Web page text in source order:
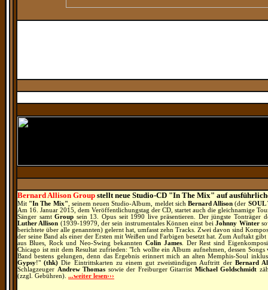
Bernard Allison Group stellt neue Studio-CD "In The Mix" auf
Mit "In The Mix" , seinem neuen Studio-Album, meldet sichBernard Allison (der SOUL
Am 16. Januar 2015, dem Veröffentlichungstag der CD, startet auch die gleichnamige
Sänger samtGroup sein 13. Opus seit 1990 live präsentieren. Der jüngste Tonträger
Luther Allison (1939-19979, der sein instrumentales Können einst beiJohnny Winter
berichtete über alle genannten) gelernt hat, umfasst zehn Tracks. Zwei davon sind
der seine Band als einer der Ersten mit Weißen und Farbigen besetzt hat. Zum Auftakt
aus Blues, Rock und Neo-Swing bekannten Colin James. Der Rest sind
Chicago ist mit dem Resultat zufrieden: "Ich wollte ein Album aufnehmen, dessen
Band bestens gelungen, denn das Ergebnis erinnert mich an alten Memphis-Soul
Gypsy!" (thk) Die Eintrittskarten zu einem gut zweistündigen Auftritt der Bernard
Schlagzeuger Andrew Thomas sowie der Freiburger Gitarrist Michael Goldschmidt
(zzgl. Gebühren). ...weiter lesen›››